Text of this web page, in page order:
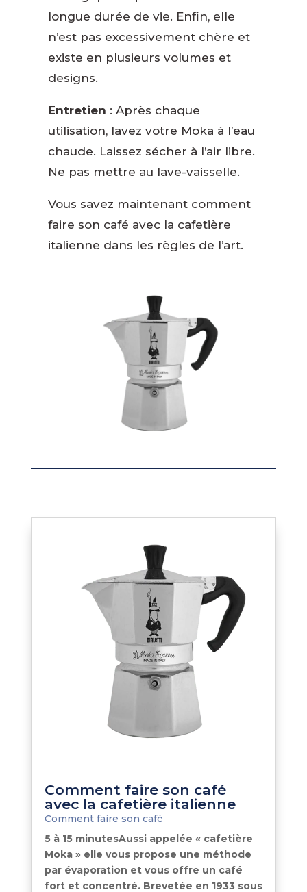
longue durée de vie. Enfin, elle
n’est pas excessivement chère et
existe en plusieurs volumes et
designs.
Entretien : Après chaque
utilisation, lavez votre Moka à l’eau
chaude. Laissez sécher à l’air libre.
Ne pas mettre au lave-vaisselle.
Vous savez maintenant comment
faire son café avec la cafetière
italienne dans les règles de l’art.
Comment faire son café
avec la cafetière italienne
Comment faire son café
5 à 15 minutesAussi appelée « cafetière
Moka » elle vous propose une méthode
par évaporation et vous offre un café
fort et concentré. Brevetée en 1933 sous